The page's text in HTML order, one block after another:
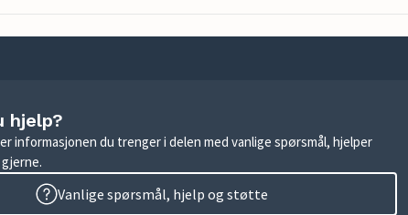
hjelp?
informasjonen du trenger i delen med vanlige spørsmål, hjelper
Vanlige spørsmål, hjelp og støtte